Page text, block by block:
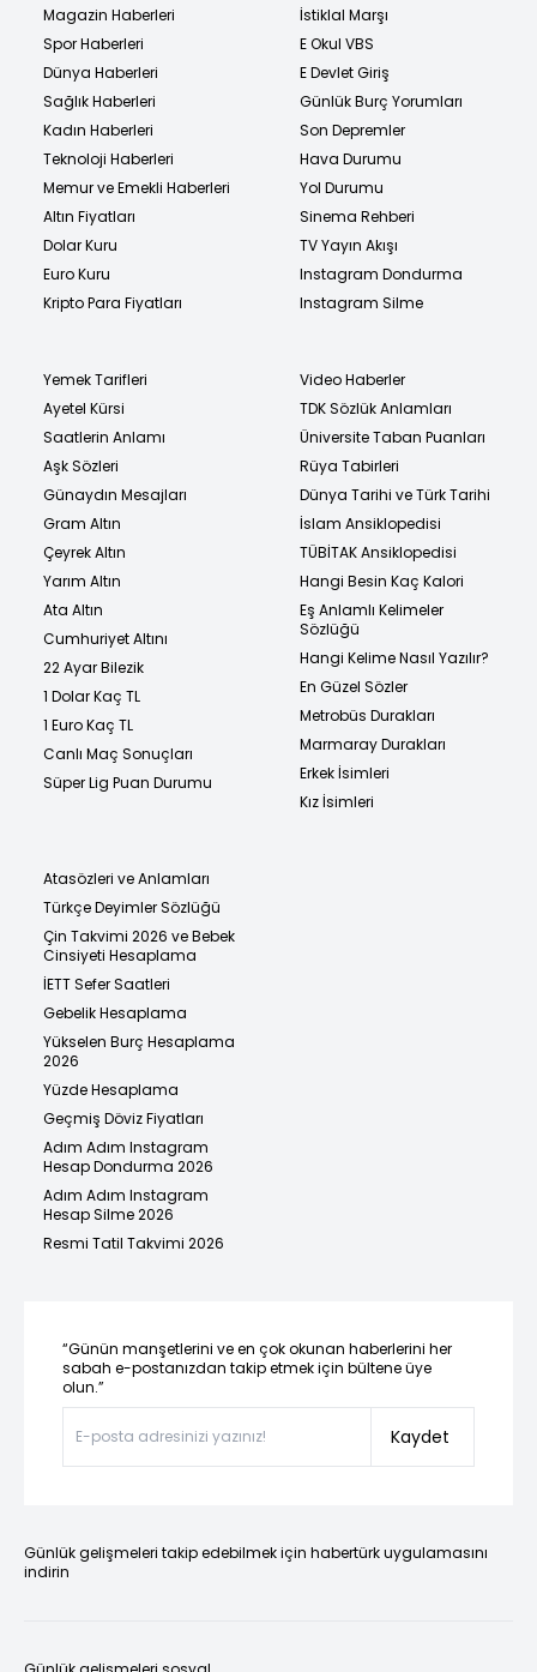
Magazin Haberleri
Spor Haberleri
Dünya Haberleri
Sağlık Haberleri
Kadın Haberleri
Teknoloji Haberleri
Memur ve Emekli Haberleri
Altın Fiyatları
Dolar Kuru
Euro Kuru
Kripto Para Fiyatları
İstiklal Marşı
E Okul VBS
E Devlet Giriş
Günlük Burç Yorumları
Son Depremler
Hava Durumu
Yol Durumu
Sinema Rehberi
TV Yayın Akışı
Instagram Dondurma
Instagram Silme
Yemek Tarifleri
Ayetel Kürsi
Saatlerin Anlamı
Aşk Sözleri
Günaydın Mesajları
Gram Altın
Çeyrek Altın
Yarım Altın
Ata Altın
Cumhuriyet Altını
22 Ayar Bilezik
1 Dolar Kaç TL
1 Euro Kaç TL
Canlı Maç Sonuçları
Süper Lig Puan Durumu
Video Haberler
TDK Sözlük Anlamları
Üniversite Taban Puanları
Rüya Tabirleri
Dünya Tarihi ve Türk Tarihi
İslam Ansiklopedisi
TÜBİTAK Ansiklopedisi
Hangi Besin Kaç Kalori
Eş Anlamlı Kelimeler
Sözlüğü
Hangi Kelime Nasıl Yazılır?
En Güzel Sözler
Metrobüs Durakları
Marmaray Durakları
Erkek İsimleri
Kız İsimleri
Atasözleri ve Anlamları
Türkçe Deyimler Sözlüğü
Çin Takvimi 2026 ve Bebek
Cinsiyeti Hesaplama
İETT Sefer Saatleri
Gebelik Hesaplama
Yükselen Burç Hesaplama
2026
Yüzde Hesaplama
Geçmiş Döviz Fiyatları
Adım Adım Instagram
Hesap Dondurma 2026
Adım Adım Instagram
Hesap Silme 2026
Resmi Tatil Takvimi 2026
“Günün manşetlerini ve en çok okunan haberlerini her
sabah e-postanızdan takip etmek için bültene üye
olun.”
Kaydet
Günlük gelişmeleri takip edebilmek için habertürk uygulamasını
indirin